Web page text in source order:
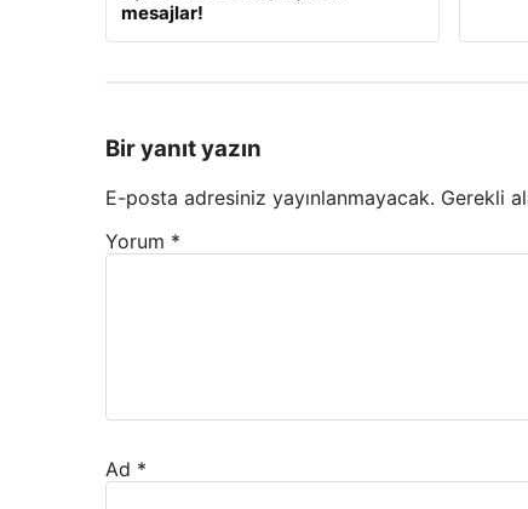
mesajlar!
Bir yanıt yazın
E-posta adresiniz yayınlanmayacak. Gerekli
Yorum *
Ad *